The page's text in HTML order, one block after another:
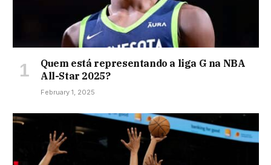
Quem está representando a liga G na NBA
All-Star 2025?
February 1, 2025